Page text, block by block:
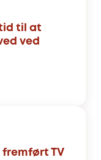
tid til at
ved
fremført TV